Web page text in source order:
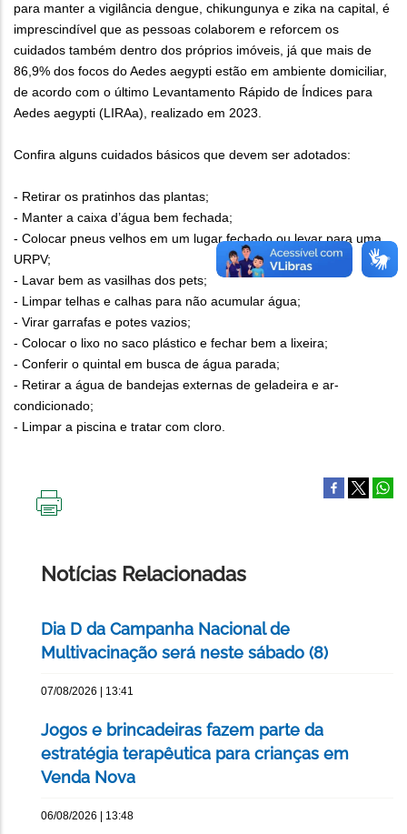
para manter a vigilância dengue, chikungunya e zika na capital, é
imprescindível que as pessoas colaborem e reforcem os
cuidados também dentro dos próprios imóveis, já que mais de
86,9% dos focos do Aedes aegypti estão em ambiente domiciliar,
de acordo com o último Levantamento Rápido de Índices para
Aedes aegypti (LIRAa), realizado em 2023.
Confira alguns cuidados básicos que devem ser adotados:
- Retirar os pratinhos das plantas;
- Manter a caixa d’água bem fechada;
- Colocar pneus velhos em um lugar fechado ou levar para uma
URPV;
- Lavar bem as vasilhas dos pets;
- Limpar telhas e calhas para não acumular água;
- Virar garrafas e potes vazios;
- Colocar o lixo no saco plástico e fechar bem a lixeira;
- Conferir o quintal em busca de água parada;
- Retirar a água de bandejas externas de geladeira e ar-
condicionado;
- Limpar a piscina e tratar com cloro.
Notícias Relacionadas
Dia D da Campanha Nacional de
Multivacinação será neste sábado (8)
07/08/2026 | 13:41
Jogos e brincadeiras fazem parte da
estratégia terapêutica para crianças em
Venda Nova
06/08/2026 | 13:48